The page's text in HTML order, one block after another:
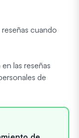
cuando
las reseñas
de